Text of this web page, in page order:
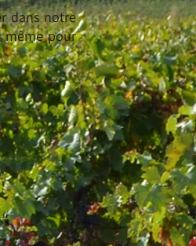
dans notre
même pour